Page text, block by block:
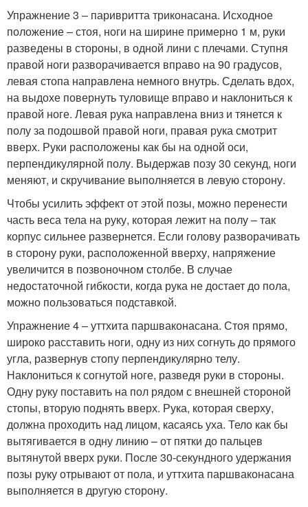
Упражнение 3 – паривритта триконасана. Исходное
положение – стоя, ноги на ширине примерно 1 м, руки
разведены в стороны, в одной лини с плечами. Ступня
правой ноги разворачивается вправо на 90 градусов,
левая стопа направлена немного внутрь. Сделать вдох,
на выдохе повернуть туловище вправо и наклониться к
правой ноге. Левая рука направлена вниз и тянется к
полу за подошвой правой ноги, правая рука смотрит
вверх. Руки расположены как бы на одной оси,
перпендикулярной полу. Выдержав позу 30 секунд, ноги
меняют, и скручивание выполняется в левую сторону.
Чтобы усилить эффект от этой позы, можно перенести
часть веса тела на руку, которая лежит на полу – так
корпус сильнее развернется. Если голову разворачивать
в сторону руки, расположенной вверху, напряжение
увеличится в позвоночном столбе. В случае
недостаточной гибкости, когда рука не достает до пола,
можно пользоваться подставкой.
Упражнение 4 – уттхита паршваконасана. Стоя прямо,
широко расставить ноги, одну из них согнуть до прямого
угла, развернув стопу перпендикулярно телу.
Наклониться к согнутой ноге, разведя руки в стороны.
Одну руку поставить на пол рядом с внешней стороной
стопы, вторую поднять вверх. Рука, которая сверху,
должна проходить над лицом, касаясь уха. Тело как бы
вытягивается в одну линию – от пятки до пальцев
вытянутой вверх руки. После 30-секундного удержания
позы руку отрывают от пола, и уттхита паршваконасана
выполняется в другую сторону.